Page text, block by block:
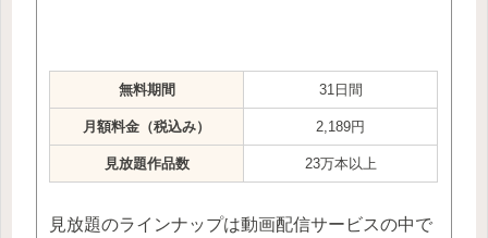
無料期間 31日間
月額料金（税込み） 2,189円
見放題作品数 23万本以上
見放題のラインナップは動画配信サービスの中で